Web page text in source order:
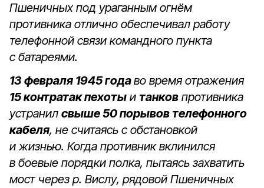
Пшеничных под ураганным огнём
противника отлично обеспечивал работу
телефонной связи командного пункта
с батареями.
13 февраля 1945 годаво время отражения
15 контратак пехоты и танков противника
устранил свыше 50 порывов телефонного
кабеля, не считаясь с обстановкой
и жизнью. Когда противник вклинился
в боевые порядки полка, пытаясь захватить
мост через р. Вислу, рядовой Пшеничных